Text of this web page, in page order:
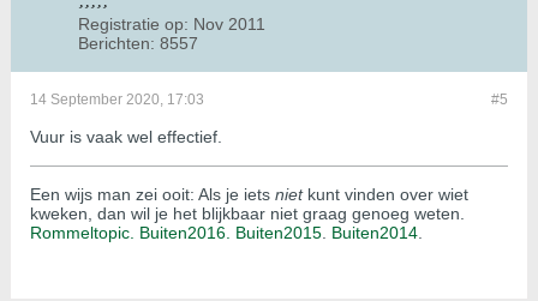
Registratie op: Nov 2011
Berichten: 8557
#5
14 September 2020, 17:03
Vuur is vaak wel effectief.
Een wijs man zei ooit: Als je iets nietkunt vinden over wiet
kweken, dan wil je het blijkbaar niet graag genoeg weten.
Rommeltopic. Buiten2016. Buiten2015 Buiten2014